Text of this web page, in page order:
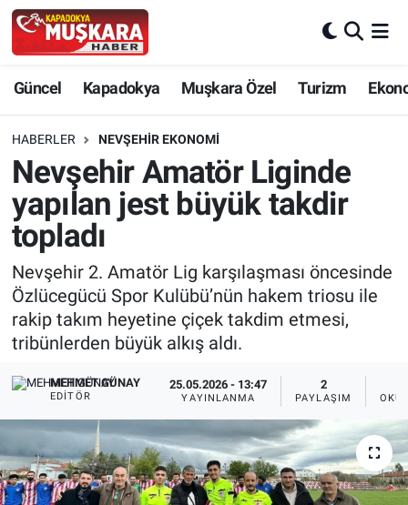
Güncel Kapadokya Muşkara Özel Turizm
HABERLER NEVŞEHIR EKONOMI
Nevşehir Amatör Liginde
yapılan jest büyük takdir
topladı
Nevşehir 2. Amatör Lig karşılaşması öncesinde
Özlücegücü Spor Kulübü’nün hakem triosu ile
rakip takım heyetine çiçek takdim etmesi,
tribünlerden büyük alkış aldı.
MEHMET GÜNAY
EDITÖR
25.05.2026 - 13:47
YAYINLANMA
2
PAYLAŞIM
Güncel
SEÇİM
Muşkara Özel
Kapadokya
Turizm
Kültür - Sanat
Yaşam
VEFATLAR
Nevşehir Hava Durumu
Nevşehir Trafik Yoğunluk Haritası
Süper Lig Puan Durumu ve Fikstür
Son Dakika Haberleri
Haber Arşivi